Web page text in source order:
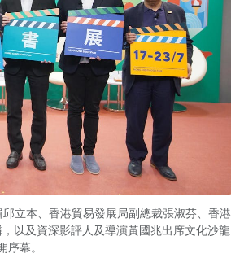
立本、香港貿易發展局副總裁張淑芬、香港
以及資深影評人及導演黃國兆出席文化沙龍
序幕。